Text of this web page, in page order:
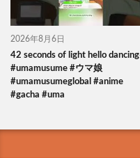
2026年8月6日
42 seconds of light hello
#umamusume #ウマ娘
#umamusumeglobal #anime
#gacha #uma